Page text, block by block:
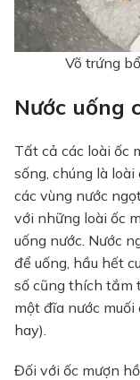
Võ trứng
Nước uống
Tất cả các loài ốc
sống, chúng là
các vùng nước
với những loài ốc
uống nước. Nước
để uống, hầu hết
số cũng thích tắm
một đĩa nước
hay).
Đối với ốc mượn